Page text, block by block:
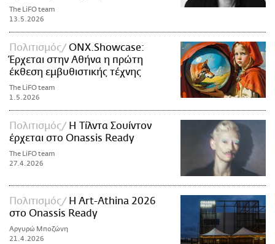
The LiFO team
13.5.2026
Πολιτισμός
ONX.Showcase:
Έρχεται στην Αθήνα η πρώτη
έκθεση εμβυθιστικής τέχνης
The LiFO team
1.5.2026
Πολιτισμός
Η Τίλντα Σουίντον
έρχεται στο Onassis Ready
The LiFO team
27.4.2026
Πολιτισμός
H Art-Athina 2026
στο Onassis Ready
Αργυρώ Μποζώνη
21.4.2026